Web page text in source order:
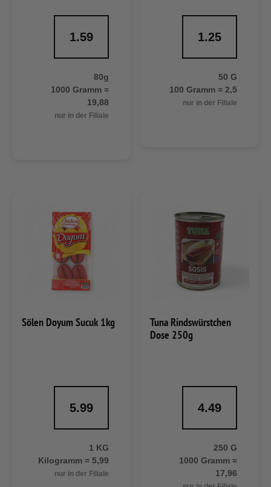
1.59
80g
1000 Gramm =
19,88
nur in der Filiale
1.25
50 G
100 Gramm = 2,5
nur in der Filiale
Sölen Doyum Sucuk 1kg
5.99
1 KG
Kilogramm = 5,99
nur in der Filiale
Tuna Rindswürstchen
Dose 250g
4.49
250 G
1000 Gramm =
17,96